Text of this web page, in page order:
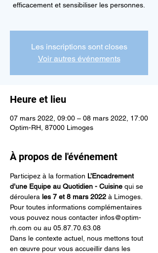
efficacement et sensibiliser les personnes.
Les inscriptions sont closes
Voir autres événements
Heure et lieu
07 mars 2022, 09:00 – 08 mars 2022, 17:00
Optim-RH, 87000 Limoges
À propos de l'événement
Participez à la formation L’Encadrement
d’une Equipe au Quotidien - Cuisine qui se
déroulera les 7 et 8 mars 2022 à Limoges.
Pour toutes informations complémentaires
vous pouvez nous contacter infos@optim-
rh.com ou au 05.87.70.63.08
Dans le contexte actuel, nous mettons tout
en œuvre pour vous accueillir dans les